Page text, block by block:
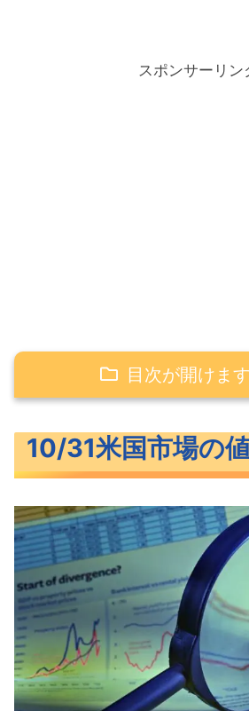
スポンサーリン
目次が開けます
FOMCを前に反落した
週明けに跳ね上がった
S&P500ヒートマップ
セクター別パフォーマン
上昇シグナルが出てい
米国市場に影響があり
ス
10/31米国市場の